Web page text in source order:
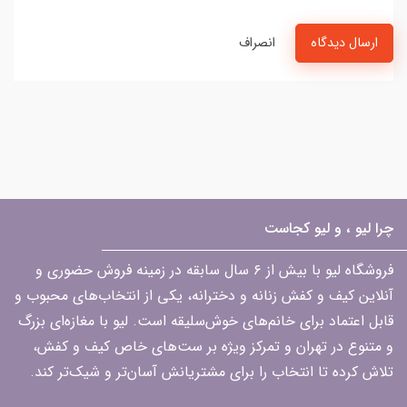
ارسال دیدگاه انصراف
چرا لیو ، و لیو کجاست
فروشگاه لیو با بیش از ۶ سال سابقه در زمینه فروش حضوری و
آنلاین کیف و کفش زنانه و دخترانه، یکی از انتخاب‌های محبوب و
قابل اعتماد برای خانم‌های خوش‌سلیقه است. لیو با مغازه‌ای بزرگ
و متنوع در تهران و تمرکز ویژه بر ست‌های خاص کیف و کفش،
تلاش کرده تا انتخاب را برای مشتریانش آسان‌تر و شیک‌تر کند.